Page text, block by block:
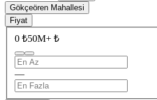
Gökçeören Mahallesi
Fiyat
0 ₺50M+ ₺
—